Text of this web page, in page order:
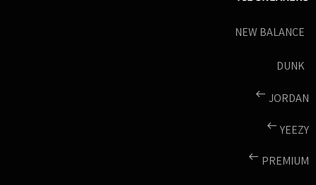
NEW BALANCE
DUNK
JORDAN
YEEZY
PREMIUM